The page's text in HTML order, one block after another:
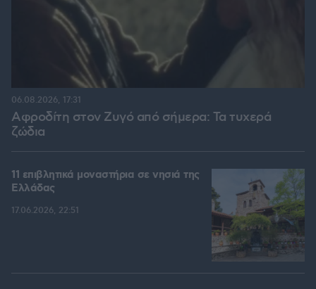
Αφροδίτη στον Ζυγό από σήμερα: Τα τυχερά
ζώδια
06.08.2026, 17:31
11 επιβλητικά μοναστήρια σε νησιά της
Ελλάδας
17.06.2026, 22:51